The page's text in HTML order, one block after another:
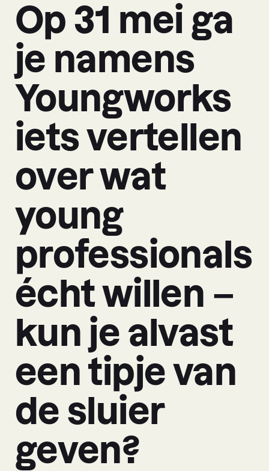
Op 31 mei ga
je namens
Youngworks
iets vertellen
over wat
young
professionals
écht willen –
kun je alvast
een tipje van
de sluier
geven?